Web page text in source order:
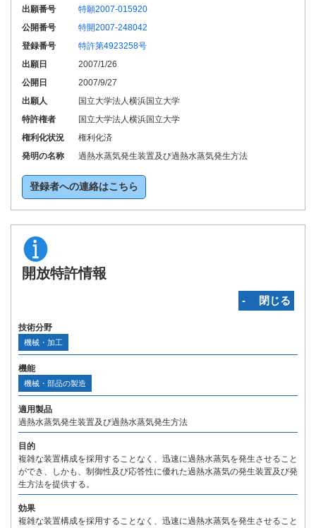
出願番号
特願2007-015920
公開番号
特開2007-248042
登録番号
特許第4923258号
出願日
2007/1/26
公開日
2007/9/27
出願人
国立大学法人横浜国立大学
特許権者
国立大学法人横浜国立大学
権利化状況
権利化済
発明の名称
過熱水蒸気発生装置及び過熱水蒸気発生方法
登録者への連絡はこちら
開放特許情報
‐ 閉じる
技術分野
機械・加工
機能
機械・部品の製造
適用製品
過熱水蒸気発生装置及び過熱水蒸気発生方法
目的
複雑な装置構成を採用することなく、迅速に過熱水蒸気を発生させること
ができ、しかも、制御性及び応答性に優れた過熱水蒸気の発生装置及び発
生方法を提供する。
効果
複雑な装置構成を採用することなく、迅速に過熱水蒸気を発生させること